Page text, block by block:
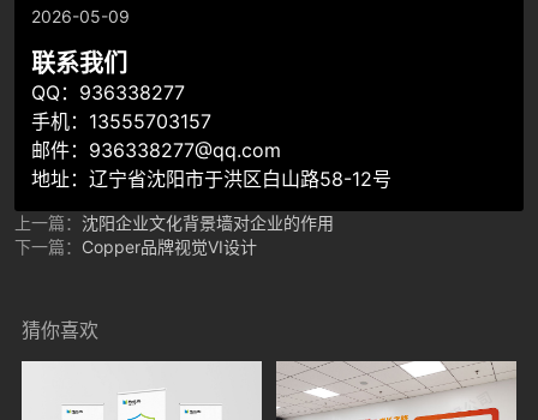
2026-05-09
联系我们
QQ：936338277
手机：13555703157
邮件：936338277@qq.com
地址：辽宁省沈阳市于洪区白山路58-12号
上一篇： 沈阳企业文化背景墙对企业的作用
下一篇： Copper品牌视觉VI设计
猜你喜欢